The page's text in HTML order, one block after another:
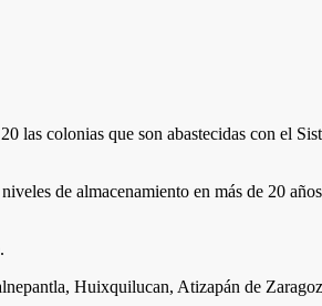
las colonias que son abastecidas con el
de almacenamiento en más de 20
Huixquilucan, Atizapán de